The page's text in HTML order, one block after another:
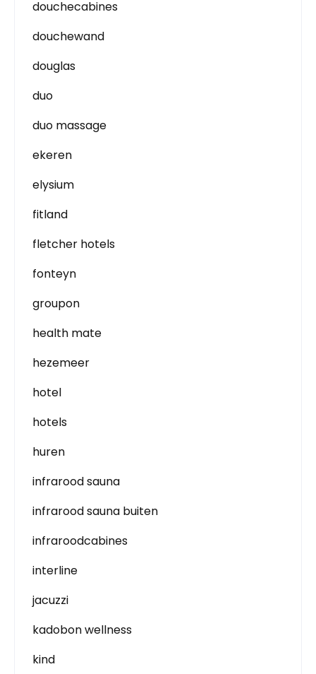
douchecabines
douchewand
douglas
duo
duo massage
ekeren
elysium
fitland
fletcher hotels
fonteyn
groupon
health mate
hezemeer
hotel
hotels
huren
infrarood sauna
infrarood sauna buiten
infraroodcabines
interline
jacuzzi
kadobon wellness
kind